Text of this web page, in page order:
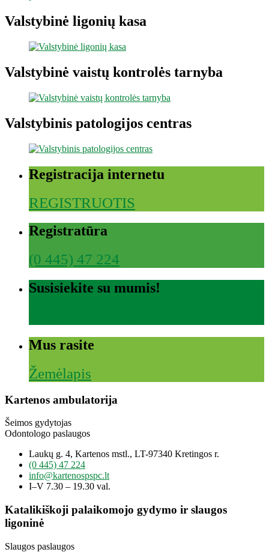
Valstybinė ligonių kasa
Valstybinė vaistų kontrolės tarnyba
Valstybinis patologijos centras
Registracija internetu
REGISTRUOTIS
Registratūra
(0 445) 47 224
Susisiekite su mumis!
Mus rasite
Žemėlapis
Kartenos ambulatorija
Šeimos gydytojas
Odontologo paslaugos
Laukų g. 4, Kartenos mstl., LT-97340 Kretingos r.
(0 445) 47 224
info@kartenospspc.lt
I–V 7.30 – 19.30 val.
Katalikiškoji palaikomojo gydymo ir slaugos
ligoninė
Slaugos paslaugos